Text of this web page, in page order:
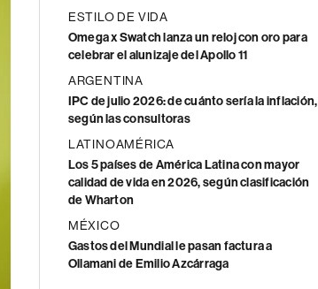
ESTILO DE VIDA
Omega x Swatch lanza un reloj con oro para
celebrar el alunizaje del Apollo 11
ARGENTINA
IPC de julio 2026: de cuánto sería la inflación,
según las consultoras
LATINOAMÉRICA
Los 5 países de América Latina con mayor
calidad de vida en 2026, según clasificación
de Wharton
MÉXICO
Gastos del Mundial le pasan factura a
Ollamani de Emilio Azcárraga